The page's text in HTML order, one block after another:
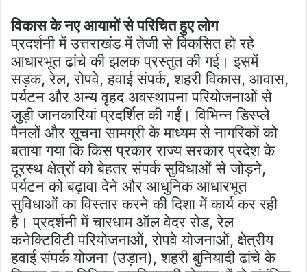
विकास के नए आयामों से परिचित हुए लोग
प्रदर्शनी में उत्तराखंड में तेजी से विकसित हो रहे
आधारभूत ढांचे की झलक प्रस्तुत की गई। इसमें
सड़क, रेल, रोपवे, हवाई संपर्क, शहरी विकास, आवास,
पर्यटन और अन्य वृहद अवस्थापना परियोजनाओं से
जुड़ी जानकारियां प्रदर्शित की गईं। विभिन्न डिस्प्ले
पैनलों और सूचना सामग्री के माध्यम से नागरिकों को
बताया गया कि किस प्रकार राज्य सरकार प्रदेश के
दूरस्थ क्षेत्रों को बेहतर संपर्क सुविधाओं से जोड़ने,
पर्यटन को बढ़ावा देने और आधुनिक आधारभूत
सुविधाओं का विस्तार करने की दिशा में कार्य कर रही
है। प्रदर्शनी में चारधाम ऑल वेदर रोड, रेल
कनेक्टिविटी परियोजनाओं, रोपवे योजनाओं, क्षेत्रीय
हवाई संपर्क योजना (उड़ान), शहरी बुनियादी ढांचे के